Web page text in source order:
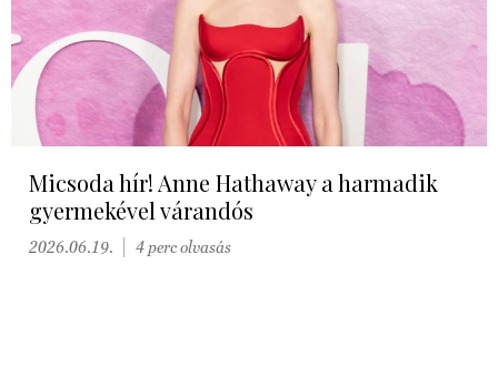
Micsoda hír! Anne Hathaway a harmadik
gyermekével várandós
2026.06.19. 4 perc olvasás